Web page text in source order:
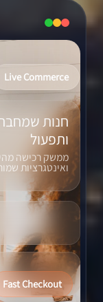
Live Commerce
Fast Checkout
חנות
ותפעול
ממשק רכישה
ואינטגרציות